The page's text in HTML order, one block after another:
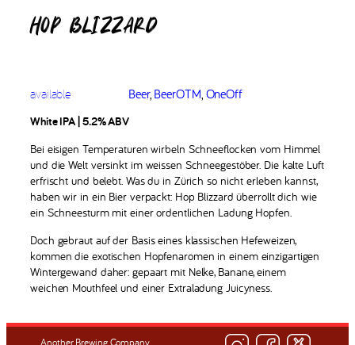
HOP BLIZZARD
available Beer, BeerOTM OneOff
White IPA | 5.2% ABV
Bei eisigen Temperaturen wirbeln Schneeflocken vom Himmel
und die Welt versinkt im weissen Schneegestöber. Die kalte Luft
erfrischt und belebt. Was du in Zürich so nicht erleben kannst,
haben wir in ein Bier verpackt: Hop Blizzard überrollt dich wie
ein Schneesturm mit einer ordentlichen Ladung Hopfen.
Doch gebraut auf der Basis eines klassischen Hefeweizen,
kommen die exotischen Hopfenaromen in einem einzigartigen
Wintergewand daher: gepaart mit Nelke, Banane, einem
weichen Mouthfeel und einer Extraladung Juicyness.
Another Brewing Company